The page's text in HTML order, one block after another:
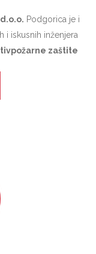
Podgorica je i
i iskusnih inženjera
zaštite